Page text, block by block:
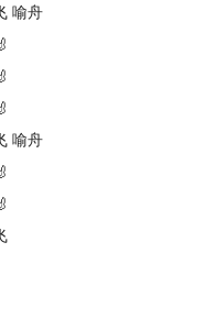
喻舟
喻舟